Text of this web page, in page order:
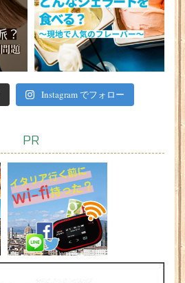
Instagram でフォロー
PR